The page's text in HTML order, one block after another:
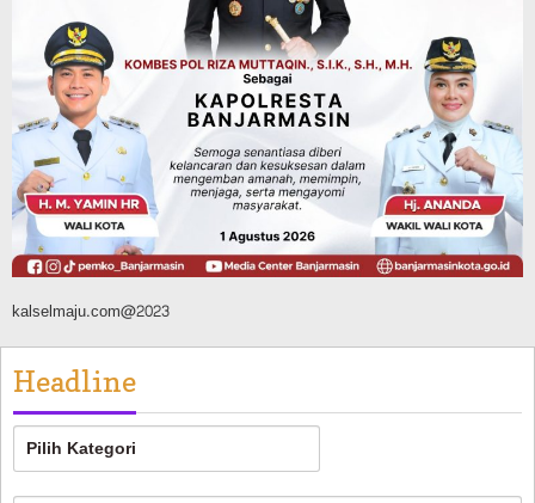
Pemerintahan Sosial & Keagamaan
Banjarmasin Pilot Project Perlinsos
Digital, Target 30 Persen IKD Masih
Jauh, Komisi II DPR Turun Tangan
Agustus 7, 2026
kalselmaju.com@2023
Headline
Headline